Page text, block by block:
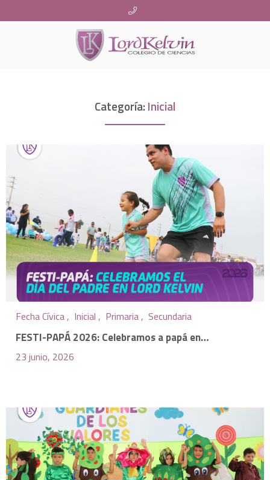
Categoría: Inicial
Fecha Cívica , Inicial , Primaria , Secundaria
FESTI-PAPÁ 2026: Celebramos a papá en…
23 junio, 2026